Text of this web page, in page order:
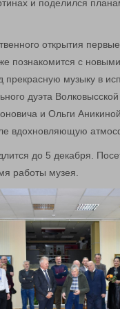
и поделился
открытия
познакомится с
прекрасную музыку в
дуэта
и Ольги
вдохновляющую
до 5 декабря.
работы музея.